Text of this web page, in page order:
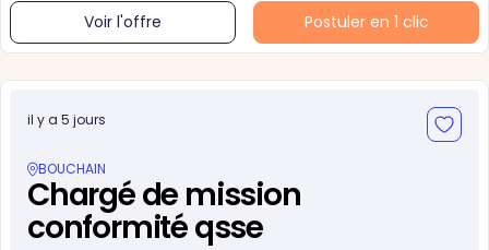
Voir l'offre Postuler en 1 clic
il y a 5 jours
BOUCHAIN
Chargé de mission
conformité qsse